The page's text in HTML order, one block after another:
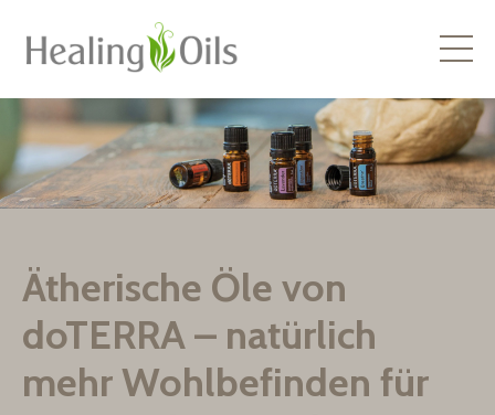
Ätherische Öle von
doTERRA – natürlich
mehr Wohlbefinden für